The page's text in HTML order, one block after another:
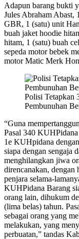
Adapun barang bukti
Jules Abraham Abast,
GBR, 1 (satu) unit
buah jaket hoodie
hitam, 1 (satu) buah
sepeda motor bebek
motor Matic Merk
Polisi Tetapkan
Pembunuhan
“Guna
Pasal 340
1e KUHpidana
siapa dengan sengaja
menghilangkan jiwa
direncanakan, dengan
penjara selama-
KUHPidana Barang
orang lain, dihukum
(lima belas) tahun.
sebagai orang yang
melakukan, yang
perbuatan,” tandas